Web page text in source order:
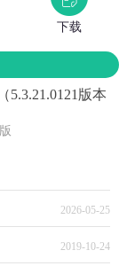
下载
5.3.21.0121版本
2026-05-25
2019-10-24